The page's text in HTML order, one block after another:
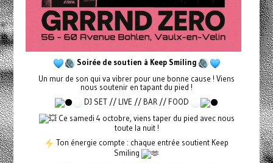
Soirée de soutien à Keep Smiling
Un mur de son qui va vibrer pour une bonne cause ! Viens
nous soutenir en tapant du pied !
DJ SET // LIVE // BAR // FOOD
Ce samedi 4 octobre, viens taper du pied avec nous
toute la nuit !
Ton énergie compte : chaque entrée soutient Keep
Smiling